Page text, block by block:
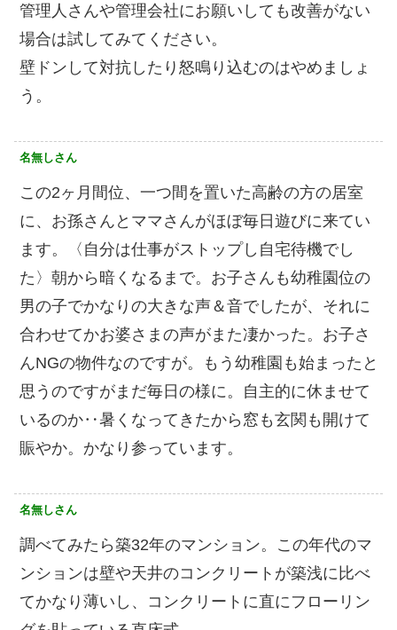
管理人さんや管理会社にお願いしても改善がない
場合は試してみてください。
壁ドンして対抗したり怒鳴り込むのはやめましょ
う。
名無しさん
この2ヶ月間位、一つ間を置いた高齢の方の居室
に、お孫さんとママさんがほぼ毎日遊びに来てい
ます。〈自分は仕事がストップし自宅待機でし
た〉朝から暗くなるまで。お子さんも幼稚園位の
男の子でかなりの大きな声＆音でしたが、それに
合わせてかお婆さまの声がまた凄かった。お子さ
んNGの物件なのですが。もう幼稚園も始まったと
思うのですがまだ毎日の様に。自主的に休ませて
いるのか‥暑くなってきたから窓も玄関も開けて
賑やか。かなり参っています。
名無しさん
調べてみたら築32年のマンション。この年代のマ
ンションは壁や天井のコンクリートが築浅に比べ
てかなり薄いし、コンクリートに直にフローリン